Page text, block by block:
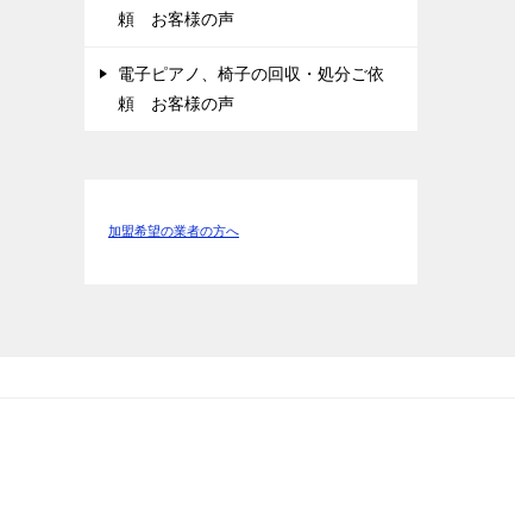
頼 お客様の声
電子ピアノ、椅子の回収・処分ご依
頼 お客様の声
加盟希望の業者の方へ